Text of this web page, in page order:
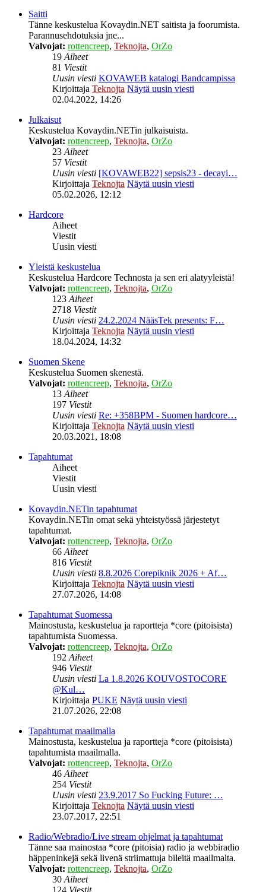
Saitti
Tänne keskustelua Kovaydin.NET saitista ja foorumista.
Parannusehdotuksia jne...
Valvojat: rottencreep, Teknojta, OrZo
19Aiheet
81 Viestit
Uusin viesti KOVAWEB katalogi Bandcampissa
Kirjoittaja Teknojta Näytä uusin viesti
02.04.2022, 14:26
Julkaisut
Keskustelua Kovaydin.NETin julkaisuista.
Valvojat: rottencreep, Teknojta, OrZo
23Aiheet
57 Viestit
Uusin viesti [KOVAWEB22] sepsis23 - decayi…
Kirjoittaja Teknojta Näytä uusin viesti
05.02.2026, 12:12
Hardcore
Aiheet
Viestit
Uusin viesti
Yleistä keskustelua
Keskustelua Hardcore Technosta ja sen eri alatyyleistä!
Valvojat: rottencreep, Teknojta, OrZo
123Aiheet
2718 Viestit
Uusin viesti 24.2.2024 NääsTek presents: F…
Kirjoittaja Teknojta Näytä uusin viesti
18.04.2024, 14:32
Suomen Skene
Keskustelua Suomen skenestä.
Valvojat: rottencreep, Teknojta, OrZo
13Aiheet
197 Viestit
Uusin viesti Re: +358BPM - Suomen hardcore…
Kirjoittaja Teknojta Näytä uusin viesti
20.03.2021, 18:08
Tapahtumat
Aiheet
Viestit
Uusin viesti
Kovaydin.NETin tapahtumat
Kovaydin.NETin omat sekä yhteistyössä järjestetyt
tapahtumat.
Valvojat: rottencreep, Teknojta, OrZo
66Aiheet
816 Viestit
Uusin viesti 8.8.2026 Corepiknik 2026 + Af…
Kirjoittaja Teknojta Näytä uusin viesti
27.07.2026, 14:08
Tapahtumat Suomessa
Mainostusta, keskustelua ja raportteja *core (pitoisista)
tapahtumista Suomessa.
Valvojat: rottencreep, Teknojta, OrZo
192Aiheet
946 Viestit
Uusin viesti La 1.8.2026 KOUVOSTOCORE
@Kul…
Kirjoittaja PUKE Näytä uusin viesti
21.07.2026, 22:08
Tapahtumat maailmalla
Mainostusta, keskustelua ja raportteja *core (pitoisista)
tapahtumista maailmalla.
Valvojat: rottencreep, Teknojta, OrZo
46Aiheet
254 Viestit
Uusin viesti 23.9.2017 So Fucking Future: …
Kirjoittaja Teknojta Näytä uusin viesti
23.07.2017, 22:51
Radio/Webradio/Live stream ohjelmat ja tapahtumat
Tänne saa mainostaa *core (pitoisia) radio ja webbiradio
häppeninkejä sekä livenä striimattuja bileitä maailmalta.
Valvojat: rottencreep, Teknojta, OrZo
30Aiheet